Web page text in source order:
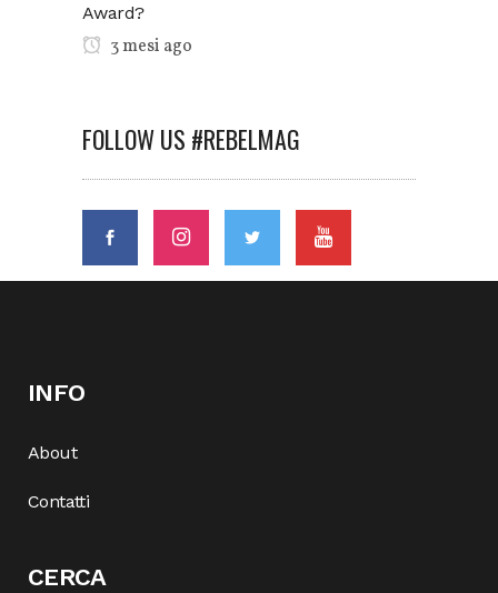
Award?
3 mesi ago
FOLLOW US #REBELMAG
INFO
About
Contatti
CERCA